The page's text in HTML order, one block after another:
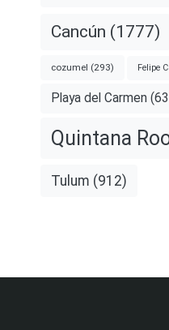
Cancún (1777)
cozumel (293) Felipe
Playa del Carmen
Quintana
Tulum (912)